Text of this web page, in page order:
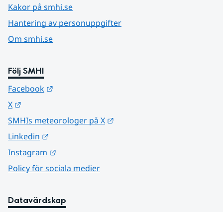
Kakor på smhi.se
Hantering av personuppgifter
Om smhi.se
Följ SMHI
Facebook
X
SMHIs meteorologer på X
Linkedin
Instagram
Policy för sociala medier
Datavärdskap